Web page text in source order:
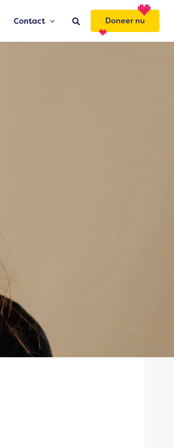
Contact Zoeken Doneer nu